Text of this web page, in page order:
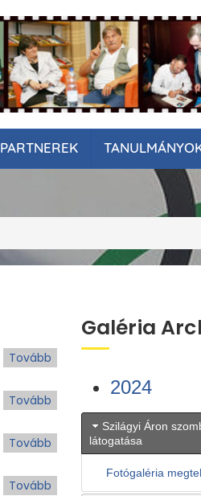
PARTNEREK
Tovább
mágikus
csapatból)
Tovább
Schmitt
Tovább (Zimonyi
emléktábla
Tovább
Galéria
2024
Szilágyi Áron
látogatása
Fotógaléria